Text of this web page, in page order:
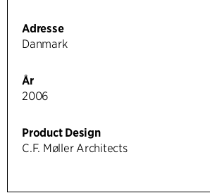
Adresse
Danmark
År
2006
Product Design
C.F. Møller Architects